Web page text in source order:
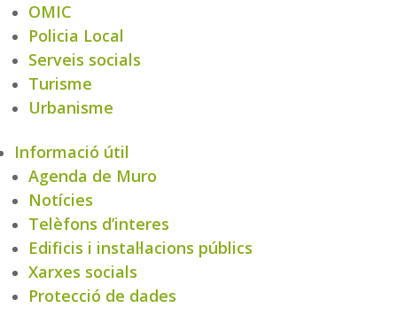
OMIC
Policia Local
Serveis socials
Turisme
Urbanisme
Informació útil
Agenda de Muro
Notícies
Telèfons d’interes
Edificis i instal·lacions públics
Xarxes socials
Protecció de dades